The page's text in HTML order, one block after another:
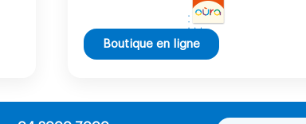
Boutique en ligne